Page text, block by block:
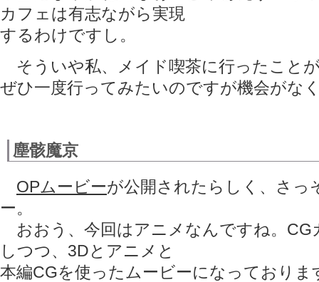
カフェは有志ながら実現
するわけですし。
そういや私、メイド喫茶に行ったこと
ぜひ一度行ってみたいのですが機会がな
塵骸魔京
OPムービーが公開されたらしく、さっ
ー。
おおう、今回はアニメなんですね。CG
しつつ、3Dとアニメと
本編CGを使ったムービーになっておりま